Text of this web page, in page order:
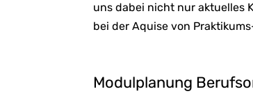
uns dabei nicht nur aktuelles
bei der Aquise von
Modulplanung